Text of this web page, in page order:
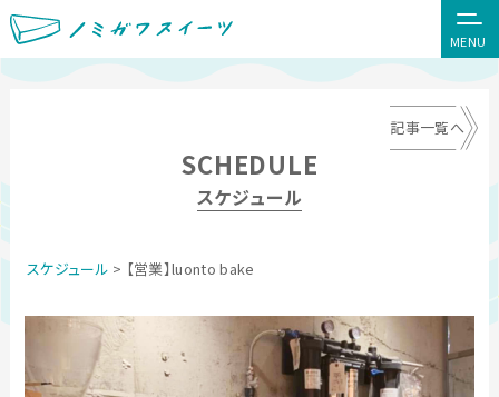
MENU
SCHEDULE
スケジュール
記事一覧へ
スケジュール > 【営業】luonto bake